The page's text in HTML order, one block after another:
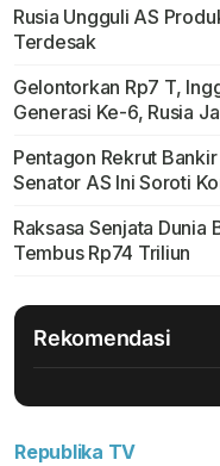
Rusia Ungguli AS
Terdesak
Gelontorkan Rp7 T,
Generasi Ke-6, Rusia
Pentagon Rekrut
Senator AS Ini Soroti
Raksasa Senjata Dunia
Tembus Rp74 Triliun
Rekomendasi
Republika TV